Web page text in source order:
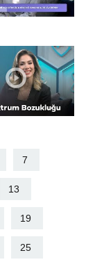
7
13
19
25